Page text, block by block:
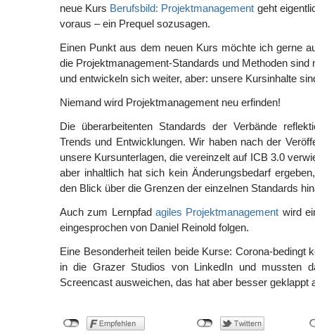
neue Kurs Berufsbild: Projektmanagement geht
voraus – ein Prequel sozusagen.
Einen Punkt aus dem neuen Kurs möchte ich gerne
die Projektmanagement-Standards und Methoden sind
und entwickeln sich weiter, aber: unsere Kursinhalte
Niemand wird Projektmanagement neu erfinden!
Die überarbeitenten Standards der Verbände
Trends und Entwicklungen. Wir haben nach der
unsere Kursunterlagen, die vereinzelt auf ICB 3.0
aber inhaltlich hat sich kein Änderungsbedarf
den Blick über die Grenzen der einzelnen Standards
Auch zum Lernpfad agiles Projektmanagement wird
eingesprochen von Daniel Reinold folgen.
Eine Besonderheit teilen beide Kurse: Corona-bedingt
in die Grazer Studios von LinkedIn und mussten
Screencast ausweichen, das hat aber besser geklappt